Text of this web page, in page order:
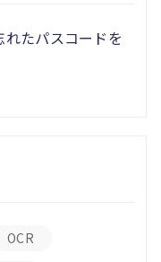
たパスコードを
OCR